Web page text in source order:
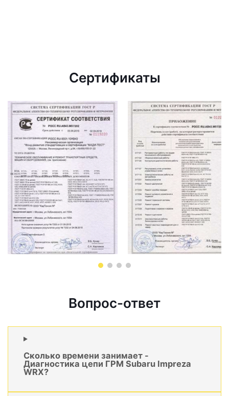
Сертификаты
Вопрос-ответ
Сколько времени занимает -
Диагностика цепи ГРМ Subaru Impreza
WRX?